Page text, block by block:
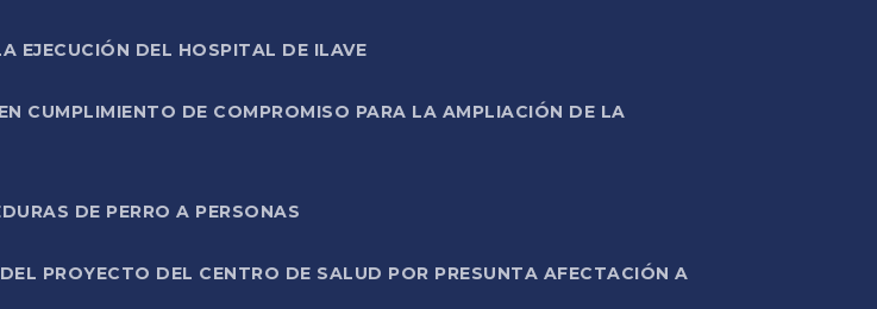
EJECUCIÓN DEL HOSPITAL DE ILAVE
CUMPLIMIENTO DE COMPROMISO PARA LA AMPLIACIÓN DE LA
DE PERRO A PERSONAS
PROYECTO DEL CENTRO DE SALUD POR PRESUNTA AFECTACIÓN A